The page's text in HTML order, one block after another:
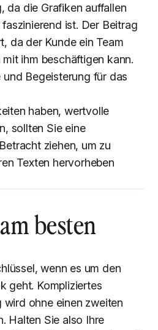
da die Grafiken auffallen
ist. Der Beitrag
da der Kunde ein Team
ihm beschäftigen kann.
Begeisterung für das
haben, wertvolle
sollten Sie eine
ziehen, um zu
Texten hervorheben
besten
wenn es um den
geht. Kompliziertes
ohne einen zweiten
Halten Sie also Ihre